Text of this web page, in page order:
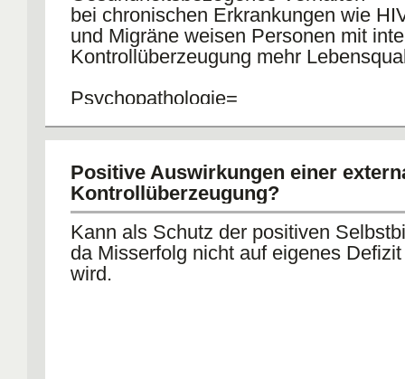
bei chronischen Erkrankungen wie
und Migräne weisen Personen mit
Kontrollüberzeugung mehr
Psychopathologie=
Depression und externaler
und negativer ZH mit internaler
Kontrollüberzeugung
Positive Auswirkungen einer
Kontrollüberzeugung?
Kann als Schutz der positiven
da Misserfolg nicht auf eigenes
wird.